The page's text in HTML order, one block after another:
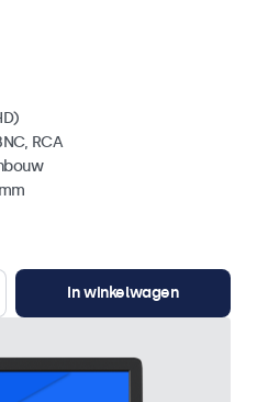
RCA
In winkelwagen